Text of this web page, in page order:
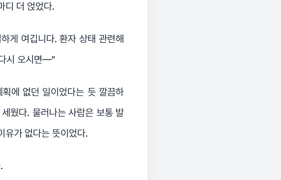
디 더 얹었다.
게 여깁니다. 환자 상태 관련해
시 오시면—"
에 없던 일이었다는 듯 깔끔하
웠다. 물러나는 사람은 보통 발
유가 없다는 뜻이었다.